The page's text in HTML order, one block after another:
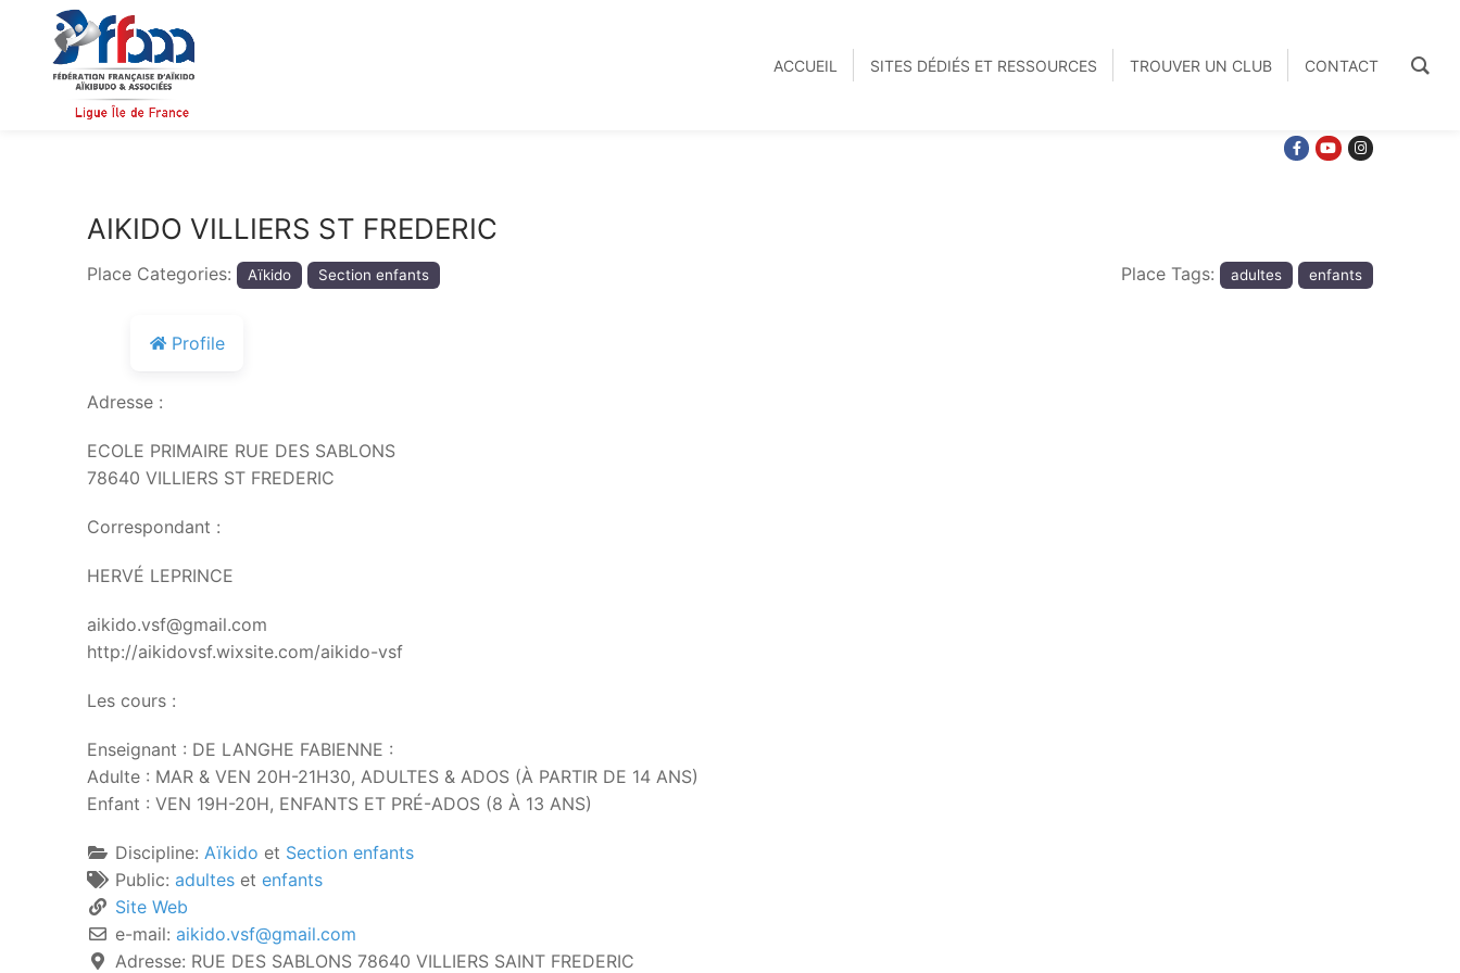
ACCUEIL SITES DÉDIÉS ET RESSOURCES TROUVER UN CLUB CONTACT
AIKIDO VILLIERS ST FREDERIC
Place Categories: Aïkido Section enfants Place Tags: adultes enfants
Profile
Adresse :
ECOLE PRIMAIRE RUE DES SABLONS
78640 VILLIERS ST FREDERIC
Correspondant :
HERVÉ LEPRINCE
aikido.vsf@gmail.com
http://aikidovsf.wixsite.com/aikido-vsf
Les cours :
Enseignant : DE LANGHE FABIENNE :
Adulte : MAR & VEN 20H-21H30, ADULTES & ADOS (À PARTIR DE 14 ANS)
Enfant : VEN 19H-20H, ENFANTS ET PRÉ-ADOS (8 À 13 ANS)
Discipline: Aïkido et Section enfants
Public: adulteset enfants
Site Web
e-mail: aikido.vsf@gmail.com
Adresse: RUE DES SABLONS 78640 VILLIERS SAINT FREDERIC